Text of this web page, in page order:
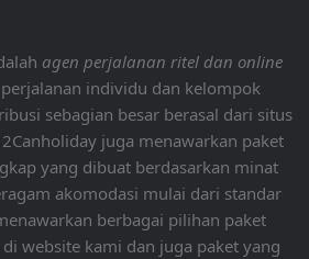
agen perjalanan ritel dan online
individu dan kelompok
sebagian besar berasal dari situs
juga menawarkan paket
yang dibuat berdasarkan minat
akomodasi mulai dari standar
berbagai pilihan paket
website kami dan juga paket yang